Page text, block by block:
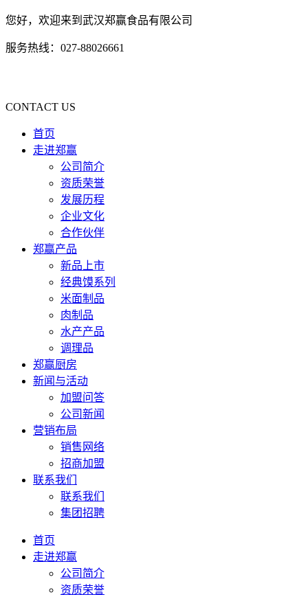
您好，欢迎来到武汉郑赢食品有限公司
服务热线：027-88026661
CONTACT US
首页
走进郑赢
公司简介
资质荣誉
发展历程
企业文化
合作伙伴
郑赢产品
新品上市
经典馍系列
米面制品
肉制品
水产产品
调理品
郑赢厨房
新闻与活动
加盟问答
公司新闻
营销布局
销售网络
招商加盟
联系我们
联系我们
集团招聘
首页
走进郑赢
公司简介
资质荣誉